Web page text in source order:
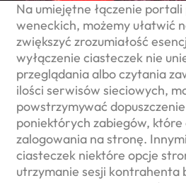
Na umiejętne łączenie portali
weneckich, możemy ułatwić
zwiększyć zrozumiałość
wyłączenie ciasteczek nie
przeglądania albo czytania
ilości serwisów sieciowych,
powstrzymywać
poniektórych zabiegów, które
zalogowania na stronę.
ciasteczek niektóre opcje
utrzymanie sesji kontrahenta